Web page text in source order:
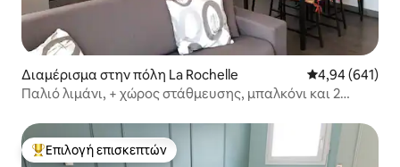
Διαμέρισμα στην πόλη La Rochelle Μέση
4,94 (641)
Παλιό λιμάνι, + χώρος στάθμευσης, μπαλκόνι και 2
Κορυφαία επιλογή επισκεπτών
Επιλογή επισκεπτών